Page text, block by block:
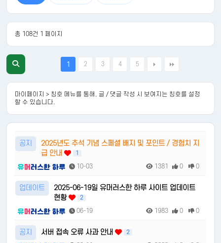
총 108건 1 페이지
1 2 3 4 5
마이페이지 > 칭호 메뉴를 통해, 글 / 댓글 작성 시 보여지는 칭호를 설정
할 수 있습니다.
공지
2025년도 추석 기념 스페셜 배지 및 포인트 / 경험치 지
급 안내
1
10-03 1381 0 0
업데이트
2025-06-19일 유머러스한 하루 사이트 업데이트
현황
2
06-19 1983 0 0
공지 서버 접속 오류 사과 안내 2